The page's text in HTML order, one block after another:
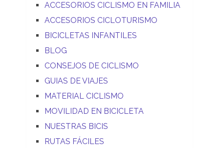
ACCESORIOS CICLISMO EN FAMILIA
ACCESORIOS CICLOTURISMO
BICICLETAS INFANTILES
BLOG
CONSEJOS DE CICLISMO
GUIAS DE VIAJES
MATERIAL CICLISMO
MOVILIDAD EN BICICLETA
NUESTRAS BICIS
RUTAS FÁCILES